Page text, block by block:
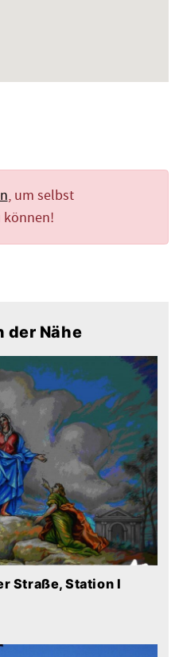
, um selbst
können!
der Nähe
Straße, Station I